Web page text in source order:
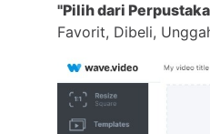
"Pilih dari
Favorit, Dibeli,